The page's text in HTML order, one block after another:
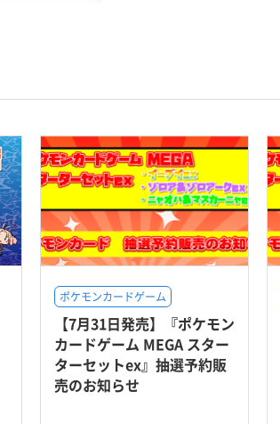
ポケモンカードゲーム
【7月31日発売】『ポケモン
カードゲーム MEGA スター
ターセットex』抽選予約販
売のお知らせ